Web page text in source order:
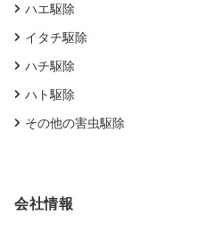
ハエ駆除
イタチ駆除
ハチ駆除
ハト駆除
その他の害虫駆除
会社情報